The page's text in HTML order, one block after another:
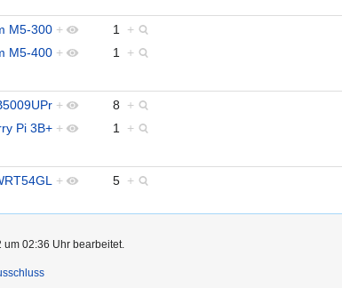
M5-300 + 1 +
M5-400 + 1 +
+ 8 +
Pi 3B+ + 1 +
+ 5 +
um 02:36 Uhr bearbeitet.